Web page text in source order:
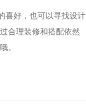
喜好，也可以寻找设计
合理装修和搭配依然
。